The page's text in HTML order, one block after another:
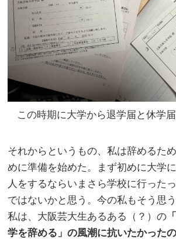
この時期に大学から退学届と休学届
それからというもの、私は辞めるた
めに準備を始めた。まず初めに大学
人をするならいまさら学校に行った
ではないかと思う。今の私もそう思
私は、大阪芸大生あるある（？）の
学を辞める」の風潮に抗いたかった